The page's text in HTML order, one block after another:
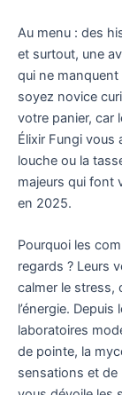
Au menu : des
et surtout, une
qui ne manquent
soyez novice
votre panier, car
Élixir Fungi vous
louche ou la
majeurs qui font
en 2025.
Pourquoi les
regards ? Leurs
calmer le stress,
l’énergie.
laboratoires
de pointe, la
sensations et de